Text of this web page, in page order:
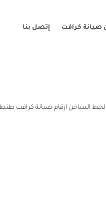
صيانة كرافت إتصل بنا
الساخن ارقام صيانة كرافت